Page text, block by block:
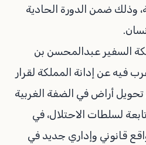
وذلك ضمن الدورة الحادية
السفير عبدالمحسن بن
فيه عن إدانة المملكة لقرار
تحويل أراض في الضفة الغربية
لسلطات الاحتلال، في
قانوني وإداري جديد في